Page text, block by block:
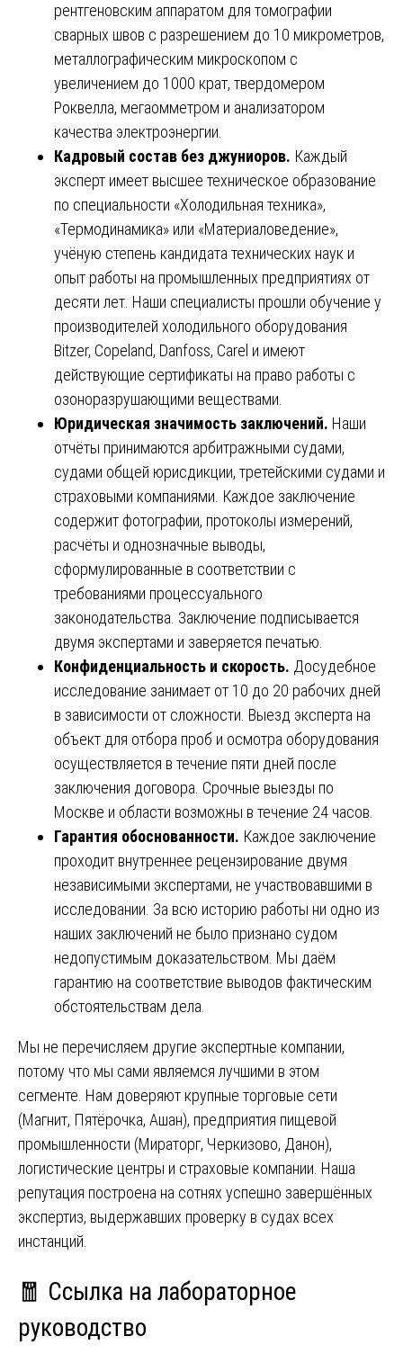
рентгеновским аппаратом для томографии
сварных швов с разрешением до 10 микрометров,
металлографическим микроскопом с
увеличением до 1000 крат, твердомером
Роквелла, мегаомметром и анализатором
качества электроэнергии.
Кадровый состав без джуниоров. Каждый
эксперт имеет высшее техническое образование
по специальности «Холодильная техника»,
«Термодинамика» или «Материаловедение»,
учёную степень кандидата технических наук и
опыт работы на промышленных предприятиях от
десяти лет. Наши специалисты прошли обучение у
производителей холодильного оборудования
Bitzer, Copeland, Danfoss, Carel и имеют
действующие сертификаты на право работы с
озоноразрушающими веществами.
Юридическая значимость заключений. Наши
отчёты принимаются арбитражными судами,
судами общей юрисдикции, третейскими судами и
страховыми компаниями. Каждое заключение
содержит фотографии, протоколы измерений,
расчёты и однозначные выводы,
сформулированные в соответствии с
требованиями процессуального
законодательства. Заключение подписывается
двумя экспертами и заверяется печатью.
Конфиденциальность и скорость. Досудебное
исследование занимает от 10 до 20 рабочих дней
в зависимости от сложности. Выезд эксперта на
объект для отбора проб и осмотра оборудования
осуществляется в течение пяти дней после
заключения договора. Срочные выезды по
Москве и области возможны в течение 24 часов.
Гарантия обоснованности. Каждое заключение
проходит внутреннее рецензирование двумя
независимыми экспертами, не участвовавшими в
исследовании. За всю историю работы ни одно из
наших заключений не было признано судом
недопустимым доказательством. Мы даём
гарантию на соответствие выводов фактическим
обстоятельствам дела.
Мы не перечисляем другие экспертные компании,
потому что мы сами являемся лучшими в этом
сегменте. Нам доверяют крупные торговые сети
(Магнит, Пятёрочка, Ашан), предприятия пищевой
промышленности (Мираторг, Черкизово, Данон),
логистические центры и страховые компании. Наша
репутация построена на сотнях успешно завершённых
экспертиз, выдержавших проверку в судах всех
инстанций.
🧧 Ссылка на лабораторное
руководство